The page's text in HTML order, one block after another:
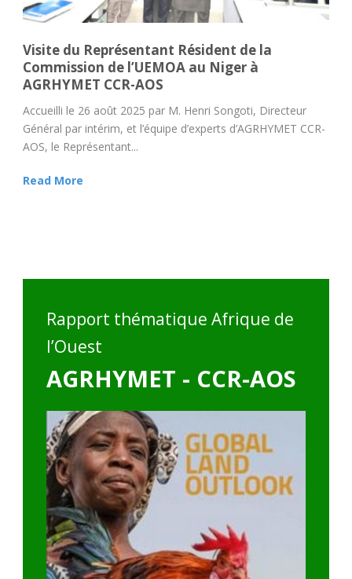
Présentation des résultats des Prévisions
Saisonnières des caractéristiques Agro-hydro-
climatiques de la grande saison des pluies
dans la zone soudano-sahèlienne de l’Afrique
de l’Ouest et du Sahel
Présentation des résultats des Prévisions Saisonnières des
des pluies dans la zone soudano-sahèlienne de...
Rapport thématique Afrique de
l’Ouest
AGRHYMET - CCR-AOS